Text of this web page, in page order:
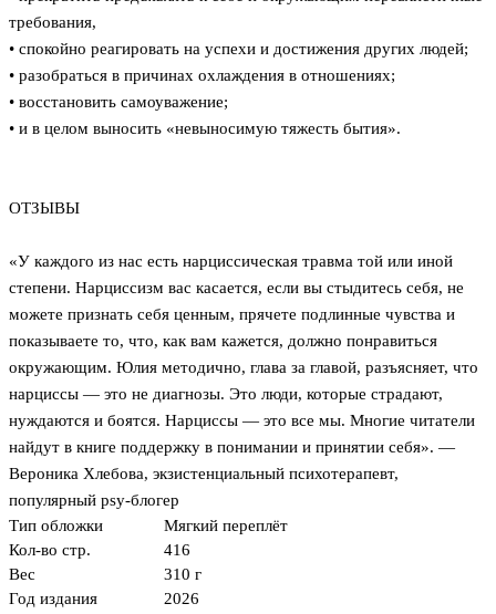
требования,
• спокойно реагировать на успехи и достижения других людей;
• разобраться в причинах охлаждения в отношениях;
• восстановить самоуважение;
• и в целом выносить «невыносимую тяжесть бытия».
ОТЗЫВЫ
«У каждого из нас есть нарциссическая травма той или иной
степени. Нарциссизм вас касается, если вы стыдитесь себя, не
можете признать себя ценным, прячете подлинные чувства и
показываете то, что, как вам кажется, должно понравиться
окружающим. Юлия методично, глава за главой, разъясняет, что
нарциссы — это не диагнозы. Это люди, которые страдают,
нуждаются и боятся. Нарциссы — это все мы. Многие читатели
найдут в книге поддержку в понимании и принятии себя». —
Вероника Хлебова, экзистенциальный психотерапевт,
популярный psy-блогер
Тип обложки
Мягкий переплёт
Кол-во стр.
416
Вес
310 г
Год издания
2026